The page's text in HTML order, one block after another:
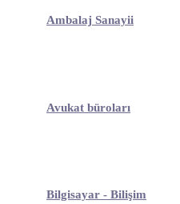
Ambalaj Sanayii
Avukat büroları
Bilgisayar - Bilişim